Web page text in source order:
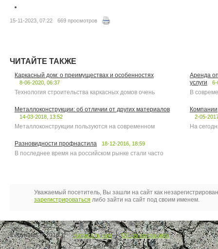
15-11-2023, 07:22 669 просмотров
ЧИТАЙТЕ ТАКЖЕ
Каркасный дом: о преимуществах и особенностях
8-06-2020, 06:37
Технология строительства каркасных домов очень
Аренда
услуги
6-
В
Металлоконструкции: об отличии от других материалов
14-03-2018, 13:52
Металлоконструкции пользуются на современном
2-05-
На
Разновидности профнастила 18-12-2016, 18:59
В последнее время на российском рынке стали часто
Уважаемый посетитель, Вы зашли на сайт как
зарегистрироваться либо зайти на сайт под своим именем.
Copyrights © 2016. Написать нам | Об организациях